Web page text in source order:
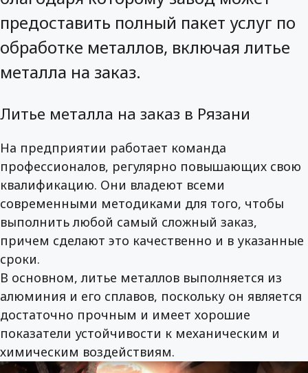
предоставить полный пакет услуг по
обработке металлов, включая литье
металла на заказ.
Литье металла на заказ в Рязани
На предприятии работает команда
профессионалов, регулярно повышающих свою
квалификацию. Они владеют всеми
современными методиками для того, чтобы
выполнить любой самый сложный заказ,
причем сделают это качественно и в указанные
сроки.
В основном, литье металлов выполняется из
алюминия и его сплавов, поскольку он является
достаточно прочным и имеет хорошие
показатели устойчивости к механическим и
химическим воздействиям.